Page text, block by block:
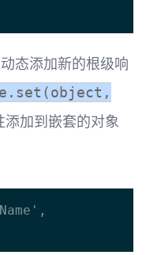
态添加新的根级响
添加到嵌套的对象